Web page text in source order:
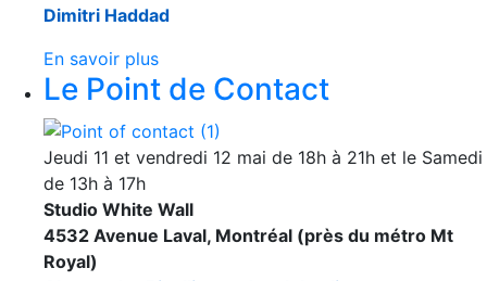
Dimitri Haddad
En savoir plus
Le Point de Contact
Jeudi 11 et vendredi 12 mai de 18h à 21h et le Samedi
de 13h à 17h
Studio White Wall
4532 Avenue Laval, Montréal (près du métro Mt
Royal)